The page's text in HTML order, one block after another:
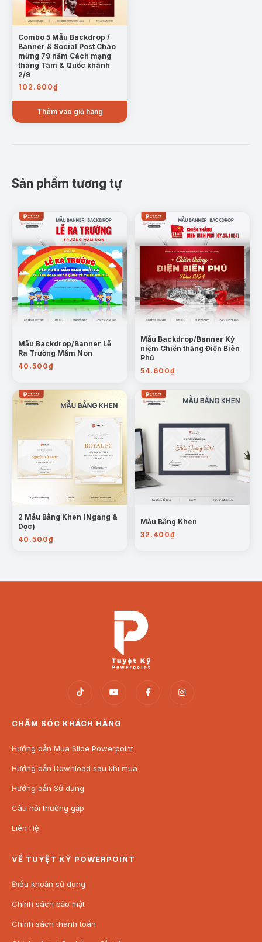
Combo 5 Mẫu Backdrop /
Banner & Social Post Chào
mừng 79 năm Cách mạng
tháng Tám & Quốc khánh
2/9
102.600₫
Thêm vào giỏ hàng
Sản phẩm tương tự
Mẫu Backdrop/Banner Lễ
Ra Trường Mầm Non
40.500₫
Mẫu Backdrop/Banner Kỷ
niệm Chiến thắng Điện Biên
Phủ
54.600₫
2 Mẫu Bằng Khen (Ngang &
Dọc)
40.500₫
Mẫu Bằng Khen
32.400₫
CHĂM SÓC KHÁCH HÀNG
Hướng dẫn Mua Slide Powerpoint
Hướng dẫn Download sau khi mua
Hướng dẫn Sử dụng
Câu hỏi thường gặp
Liên Hệ
VỀ TUYỆT KỸ POWERPOINT
Điều khoản sử dụng
Chính sách bảo mật
Chính sách thanh toán